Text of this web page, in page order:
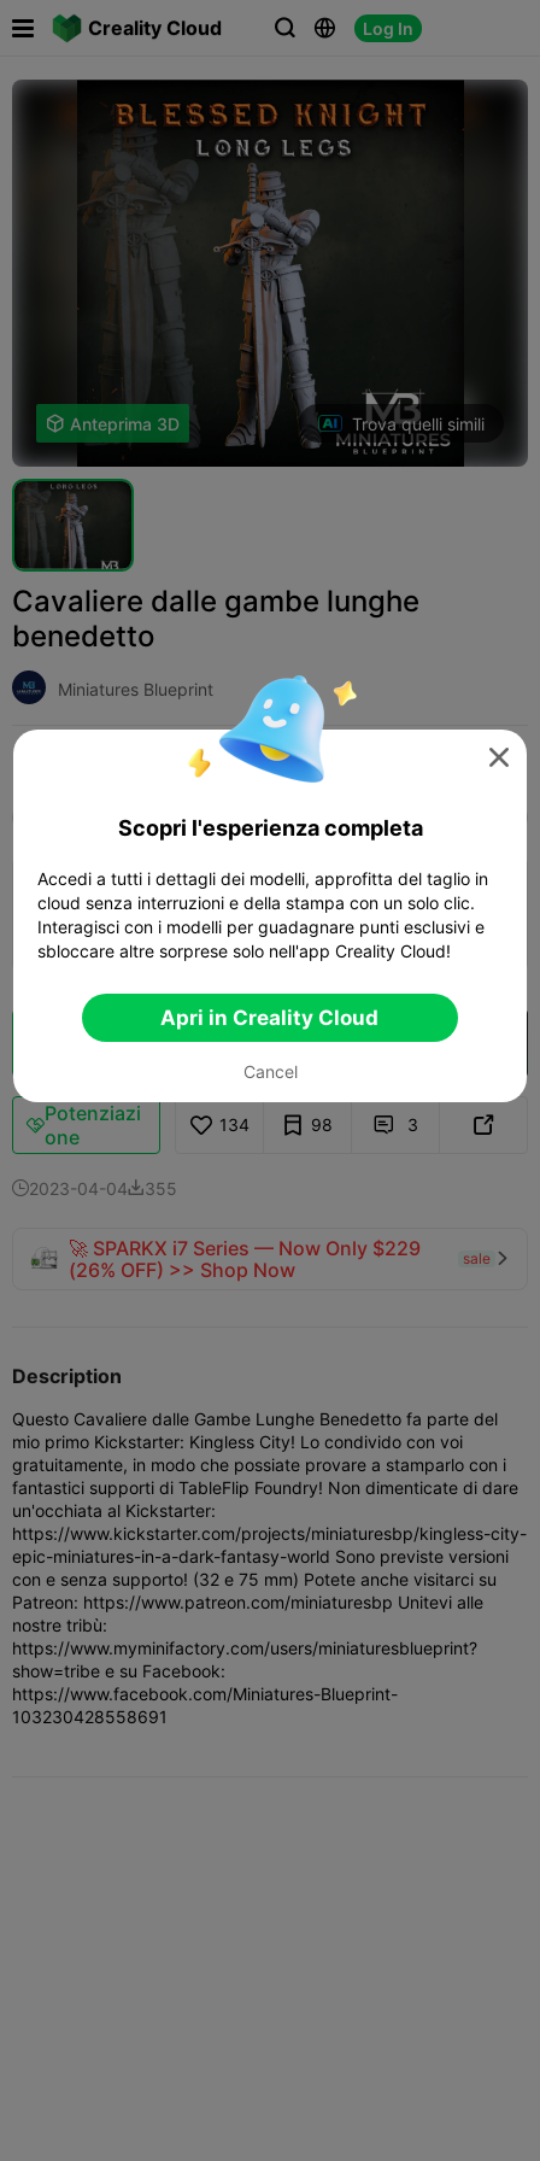
Creality Cloud   Log In
 
 Anteprima 3D Trova quelli simili
Cavaliere dalle gambe lunghe
benedetto
Miniatures Blueprint
Add Miniature  
K2 Plus K2 Pro K2 K2 SE
0.2mm layer, 2 walls, 10 infill
 17h 27m  1 plates  208.47g
Cloud Slice Apri in Creality Cloud
Potenziazi
one
134 98  3 
2023-04-04355
🚀 SPARKX i7 Series — Now Only $229
(26% OFF) >> Shop Now
sale 
Description
Questo Cavaliere dalle Gambe Lunghe Benedetto fa parte del
mio primo Kickstarter: Kingless City! Lo condivido con voi
gratuitamente, in modo che possiate provare a stamparlo con i
fantastici supporti di TableFlip Foundry! Non dimenticate di dare
un'occhiata al Kickstarter:
https://www.kickstarter.com/projects/miniaturesbp/kingless-city-
epic-miniatures-in-a-dark-fantasy-world Sono previste versioni
con e senza supporto! (32 e 75 mm) Potete anche visitarci su
Patreon: https://www.patreon.com/miniaturesbp Unitevi alle
nostre tribù:
https://www.myminifactory.com/users/miniaturesblueprint?
show=tribe e su Facebook:
https://www.facebook.com/Miniatures-Blueprint-
103230428558691

Scopri l'esperienza completa
Accedi a tutti i dettagli dei modelli, approfitta del taglio in
cloud senza interruzioni e della stampa con un solo clic.
Interagisci con i modelli per guadagnare punti esclusivi e
sbloccare altre sorprese solo nell'app Creality Cloud!
Apri in Creality Cloud
Cancel